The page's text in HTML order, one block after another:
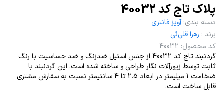
پلاک تاج کد 40032
دسته بندی: آویز فانتزی
برند : زهرا قلی‌ئی
کد محصول:
40032
گردنبند تاج کد 40032 از جنس استیل ضدزنگ و ضد حساسیت با رنگ
ثابت توسط زیورآلات نگار طراحی و ساخته شده است. این گردنبند با
ضخامت 1 میلیمتر در ابعاد 2.5 تا 4 سانتیمتر نسبت به سفارش مشتری
قابل ساخت است.